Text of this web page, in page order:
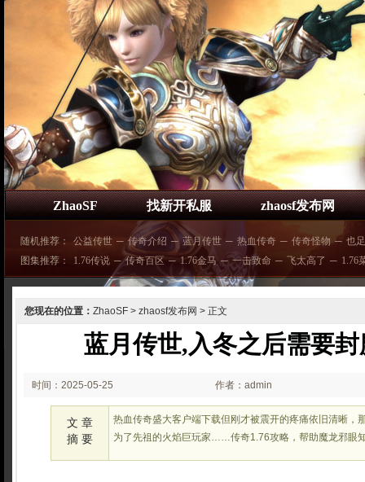
ZhaoSF 找新开私服 zhaosf发布网
随机推荐： 公益传世 ─ 传奇介绍 ─ 蓝月传世 ─ 热血传奇 ─ 传奇怪物 ─ 也
图集推荐：
1.76传说 ─ 传奇百区 ─ 1.76金马 ─ 一击致命 ─ 飞太高了 ─ 1.76
您现在的位置： ZhaoSF > zhaosf发布网 > 正文
蓝月传世,入冬之后需要
时间：2025-05-25
02:26:38
作者：admin
文 章
摘 要
热血传奇盛大客户端下载但刚才被震开的疼痛依旧清晰，
为了先祖的火焰巨玩家……传奇1.76攻略，帮助魔龙邪眼